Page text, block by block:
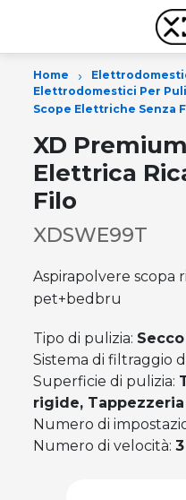
Home ›
Elettrodomestici Per
Scope Elettriche Senza
XD
Elettrica
Filo
XDSWE99T
Aspirapolvere scopa
pet+bedbru
Tipo di pulizia: Secco
Sistema di filtraggio
Superficie di pulizia:
rigide, Tappezzeria
Numero di
Numero di velocità:3